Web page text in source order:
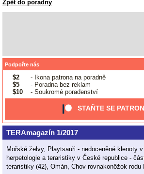
Zpět do poradny
Podpořte nás
$2
- Ikona patrona na poradně
$5
- Poradna bez reklam
$10
- Soukromé poradenství
STAŇTE SE
TERAmagazín 1/2017
Mořské želvy, Playtsauři - nedoceněné klenoty
herpetologie a teraristiky v České republice -
teraristiky (42), Omán, Chov rovnakonôžok rodu